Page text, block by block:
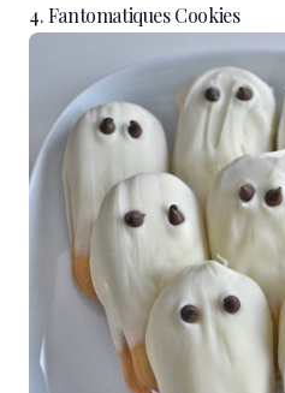
4. Fantomatiques Cookies